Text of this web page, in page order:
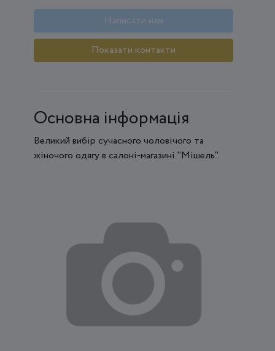
Написати нам
Показати контакти
Основна інформація
Великий вибір сучасного чоловічого та
жіночого одягу в салоні-магазині "Мішель".